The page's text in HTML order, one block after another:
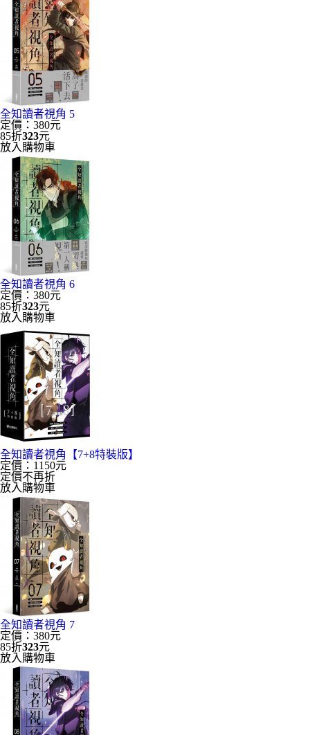
全知讀者視角 5
定價：380元
85折323元
放入購物車
全知讀者視角 6
定價：380元
85折323元
放入購物車
全知讀者視角【7+8特裝版】
定價：1150元
定價不再折
放入購物車
全知讀者視角 7
定價：380元
85折323元
放入購物車